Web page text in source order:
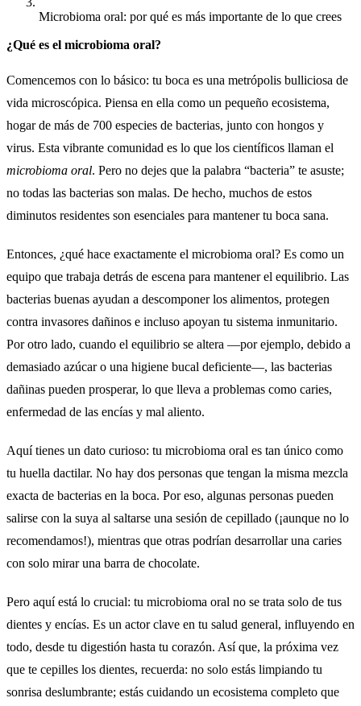
Microbioma oral: por qué es más importante de lo que crees
¿Qué es el microbioma oral?
Comencemos con lo básico: tu boca es una metrópolis bulliciosa de
vida microscópica. Piensa en ella como un pequeño ecosistema,
hogar de más de 700 especies de bacterias, junto con hongos y
virus. Esta vibrante comunidad es lo que los científicos llaman el
microbioma oral. Pero no dejes que la palabra “bacteria” te asuste;
no todas las bacterias son malas. De hecho, muchos de estos
diminutos residentes son esenciales para mantener tu boca sana.
Entonces, ¿qué hace exactamente el microbioma oral? Es como un
equipo que trabaja detrás de escena para mantener el equilibrio. Las
bacterias buenas ayudan a descomponer los alimentos, protegen
contra invasores dañinos e incluso apoyan tu sistema inmunitario.
Por otro lado, cuando el equilibrio se altera —por ejemplo, debido a
demasiado azúcar o una higiene bucal deficiente—, las bacterias
dañinas pueden prosperar, lo que lleva a problemas como caries,
enfermedad de las encías y mal aliento.
Aquí tienes un dato curioso: tu microbioma oral es tan único como
tu huella dactilar. No hay dos personas que tengan la misma mezcla
exacta de bacterias en la boca. Por eso, algunas personas pueden
salirse con la suya al saltarse una sesión de cepillado (¡aunque no lo
recomendamos!), mientras que otras podrían desarrollar una caries
con solo mirar una barra de chocolate.
Pero aquí está lo crucial: tu microbioma oral no se trata solo de tus
dientes y encías. Es un actor clave en tu salud general, influyendo en
todo, desde tu digestión hasta tu corazón. Así que, la próxima vez
que te cepilles los dientes, recuerda: no solo estás limpiando tu
sonrisa deslumbrante; estás cuidando un ecosistema completo que